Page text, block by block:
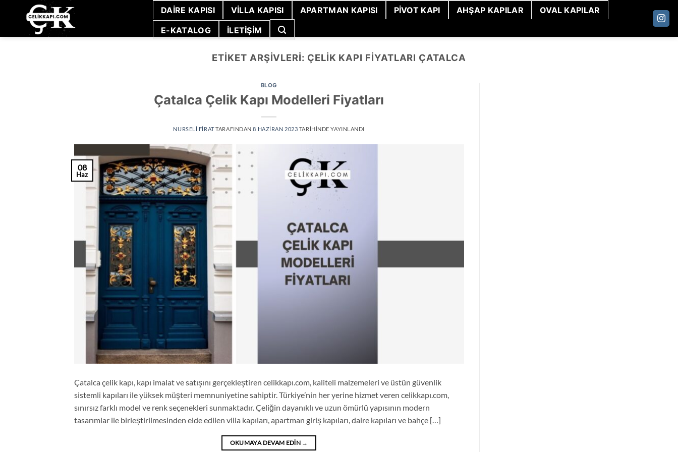
DAIRE KAPISI VILLA KAPISI APARTMAN KAPISI PIVOT KAPI AHŞAP KAPILAR
OVAL KAPILAR
E-KATALOG
İLETIŞIM
ETIKET ARŞIVLERI: ÇELIK KAPI FIYATLARI ÇATALCA
BLOG
Çatalca Çelik Kapı Modelleri Fiyatları
NURSELI FIRATTARAFINDAN 8 HAZIRAN 2023 TARIHINDE YAYINLANDI
08
Haz
Çatalca çelik kapı, kapı imalat ve satışını gerçekleştiren celikkapı.com, kaliteli malzemeleri ve üstün güvenlik
sistemli kapıları ile yüksek müşteri memnuniyetine sahiptir. Türkiye’nin her yerine hizmet veren celikkapı.com,
sınırsız farklı model ve renk seçenekleri sunmaktadır. Çeliğin dayanıklı ve uzun ömürlü yapısının modern
tasarımlar ile birleştirilmesinden elde edilen villa kapıları, apartman giriş kapıları, daire kapıları ve bahçe […]
OKUMAYA DEVAM EDIN →